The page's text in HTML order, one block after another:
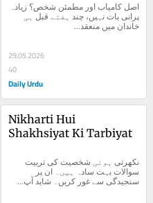
پرانی بات نہیں، چند ہفتے قبل ہی
خاندان میں منعقد...
29.05.2026
40
Daily Urdu
Nikharti Hui
Shakhsiyat Ki Tarbiyat
سوالات بہت سادہ ہیں۔ ان پر
سنجیدگی سے غور کریں۔ شاید آپ...